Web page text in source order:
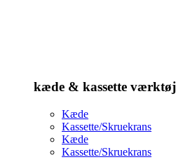
kæde & kassette værktøj
Kæde
Kassette/Skruekrans
Kæde
Kassette/Skruekrans